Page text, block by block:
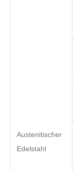
Austenitischer
Edelstahl